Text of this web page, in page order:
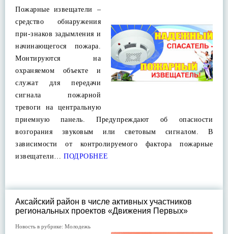
Пожарные извещатели –
средство обнаружения
при-знаков задымления и
начинающегося пожара.
Монтируются на
охраняемом объекте и
служат для передачи
сигнала пожарной
тревоги на центральную
приемную панель. Предупреждают об опасности
возгорания звуковым или световым сигналом. В
зависимости от контролируемого фактора пожарные
извещатели… ПОДРОБНЕЕ
Аксайский район в числе активных участников
региональных проектов «Движения Первых»
Новость в рубрике: Молодежь